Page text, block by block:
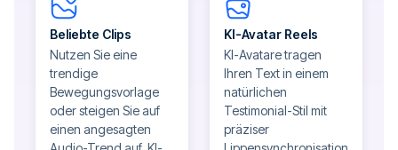
Beliebte Clips
Nutzen Sie eine
trendige
Bewegungsvorlage
oder steigen Sie auf
einen angesagten
KI-Avatar Reels
KI-Avatare tragen
Ihren Text in einem
natürlichen
Testimonial-Stil mit
präziser